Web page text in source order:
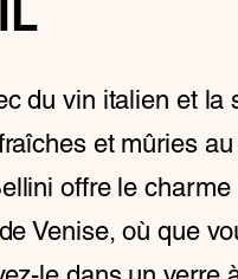
du vin italien et la
et mûries
offre le charme
Venise, où que